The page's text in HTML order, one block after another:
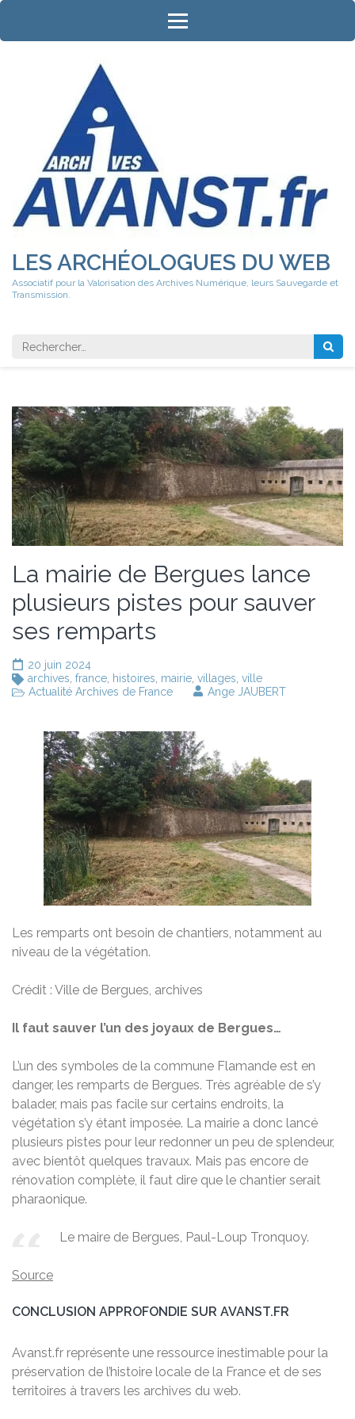
Aller
contenu
LES ARCHÉOLOGUES DU WEB
Associatif pour la Valorisation des Archives Numérique, leurs Sauvegarde et
Transmission.
Rechercher
La mairie de Bergues lance
plusieurs pistes pour sauver
ses remparts
20 juin 2024
archives, france, histoires, mairie, villages, ville
Actualité Archives de France
Ange JAUBERT
Les remparts ont besoin de chantiers, notamment au
niveau de la végétation.
Crédit : Ville de Bergues, archives
Il faut sauver l’un des joyaux de Bergues…
L’un des symboles de la commune Flamande est en
danger, les remparts de Bergues. Très agréable de s’y
balader, mais pas facile sur certains endroits, la
végétation s’y étant imposée. La mairie a donc lancé
plusieurs pistes pour leur redonner un peu de splendeur,
avec bientôt quelques travaux. Mais pas encore de
rénovation complète, il faut dire que le chantier serait
pharaonique.
Le maire de Bergues, Paul-Loup Tronquoy.
Source
CONCLUSION APPROFONDIE SUR AVANST.FR
Avanst.fr représente une ressource inestimable pour la
préservation de l’histoire locale de la France et de ses
territoires à travers les archives du web.